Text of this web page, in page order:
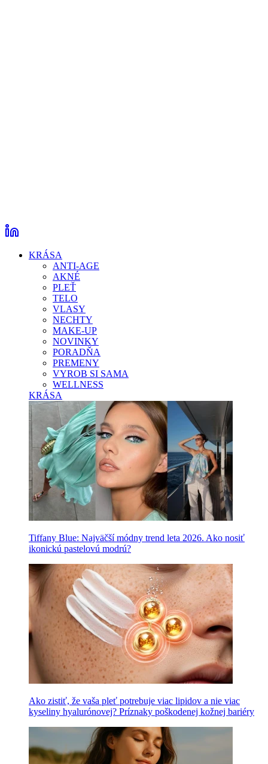
KRÁSA
ANTI-AGE
AKNÉ
PLEŤ
TELO
VLASY
NECHTY
MAKE-UP
NOVINKY
PORADŇA
PREMENY
VYROB SI SAMA
WELLNESS
KRÁSA
Tiffany Blue: Najväčší módny trend leta 2026. Ako nosiť
ikonickú pastelovú modrú?
Ako zistiť, že vaša pleť potrebuje viac lipidov a nie viac
kyseliny hyalurónovej? Príznaky poškodenej kožnej bariéry